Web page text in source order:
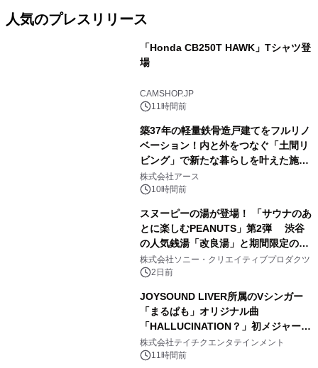
人気のプレスリリース
「Honda CB250T HAWK」Tシャツ登
場
CAMSHOP.JP
11時間前
築37年の軽量鉄骨造戸建てをフルリノ
ベーション！内と外をつなぐ「土間リ
ビング」で新たな暮らしを叶えた施工
事例を株式会社アースが公開
株式会社アース
10時間前
スヌーピーの湯が登場！ 「サウナのあ
とに楽しむPEANUTS」第2弾 渋谷
の人気銭湯「改良湯」と期間限定のコ
ラボレーション サウナイキタイコラ
ボグッズも発売決定！
株式会社ソニー・クリエイティブプロダクツ
2日前
JOYSOUND LIVER所属のVシンガー
「まるぱも」オリジナル曲
「HALLUCINATION？」初メジャー配
信リリース決定！
株式会社テイチクエンタテインメント
11時間前